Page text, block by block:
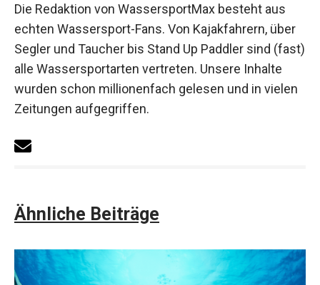
Die Redaktion von WassersportMax besteht aus
echten Wassersport-Fans. Von Kajakfahrern, über
Segler und Taucher bis Stand Up Paddler sind (fast)
alle Wassersportarten vertreten. Unsere Inhalte
wurden schon millionenfach gelesen und in vielen
Zeitungen aufgegriffen.
Ähnliche Beiträge